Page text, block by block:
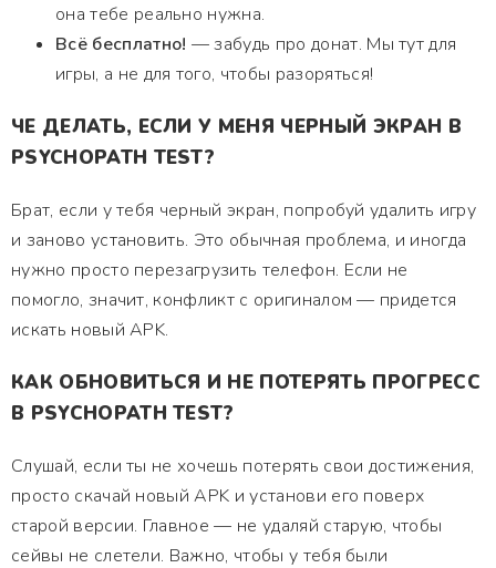
она тебе реально нужна.
Всё бесплатно! — забудь про донат. Мы тут для
игры, а не для того, чтобы разоряться!
ЧЕ ДЕЛАТЬ, ЕСЛИ У МЕНЯ ЧЕРНЫЙ ЭКРАН В
PSYCHOPATH TEST?
Брат, если у тебя черный экран, попробуй удалить игру
и заново установить. Это обычная проблема, и иногда
нужно просто перезагрузить телефон. Если не
помогло, значит, конфликт с оригиналом — придется
искать новый APK.
КАК ОБНОВИТЬСЯ И НЕ ПОТЕРЯТЬ ПРОГРЕСС
В PSYCHOPATH TEST?
Слушай, если ты не хочешь потерять свои достижения,
просто скачай новый APK и установи его поверх
старой версии. Главное — не удаляй старую, чтобы
сейвы не слетели. Важно, чтобы у тебя были